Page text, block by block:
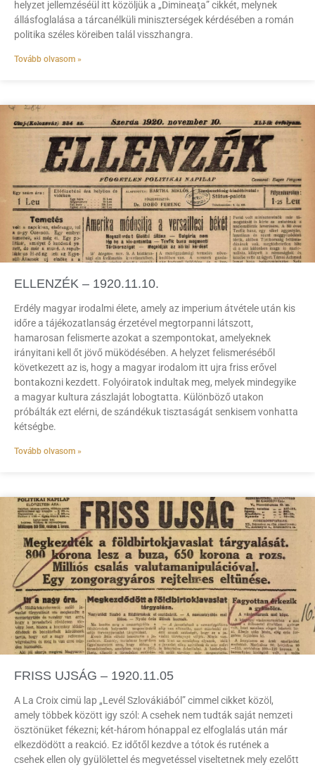
helyzet jellemzéséül itt közöljük a „Dimineaţa” cikkét, melynek
állásfoglalása a tárcanélküli miniszterségek kérdésében a román
politika széles köreiben talál visszhangra.
Tovább olvasom »
ELLENZÉK – 1920.11.10.
Erdély magyar irodalmi élete, amely az imperium átvétele után kis
időre a tájékozatlanság érzetével megtorpanni látszott,
hamarosan felismerte azokat a szempontokat, amelyeknek
irányitani kell őt jövő müködésében. A helyzet felismeréséből
következett az is, hogy a magyar irodalom itt ujra friss erővel
bontakozni kezdett. Folyóiratok indultak meg, melyek mindegyike
a magyar kultura zászlaját lobogtatta. Különböző utakon
próbálták ezt elérni, de szándékuk tisztaságát senkisem vonhatta
kétségbe.
Tovább olvasom »
FRISS UJSÁG – 1920.11.05
A La Croix cimü lap „Levél Szlovákiából” cimmel cikket közöl,
amely többek között igy szól: A csehek nem tudták saját nemzeti
ösztönüket fékezni; két-három hónappal ez elfoglalás után már
elkezdödött a reakció. Ez időtől kezdve a tótok és rutének a
csehek ellen oly gyülölettel és megvetéssel viseltetnek mely ezelőtt